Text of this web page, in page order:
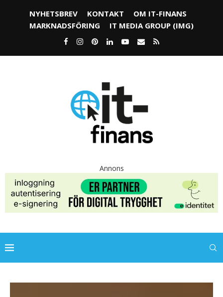
NYHETSBREV KONTAKT
OM IT-FINANS
MARKNADSFÖRING
IT MEDIA GROUP (IMG)
Annons